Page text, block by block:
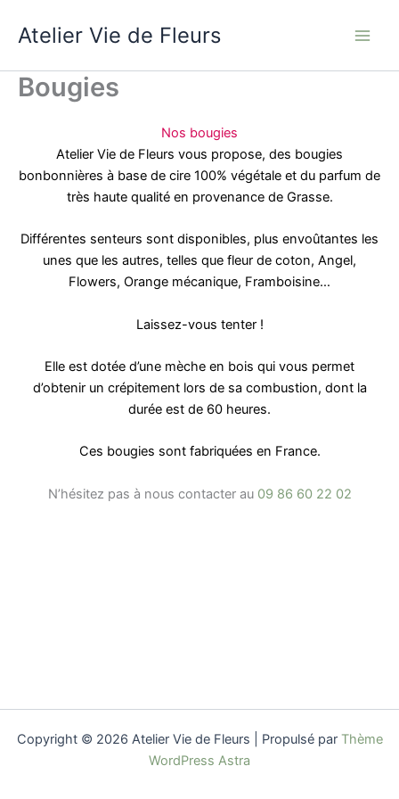
Atelier Vie de Fleurs
Bougies
Nos bougies
Atelier Vie de Fleurs vous propose, des bougies
bonbonnières à base de cire 100% végétale et du parfum de
très haute qualité en provenance de Grasse.
Différentes senteurs sont disponibles, plus envoûtantes les
unes que les autres, telles que fleur de coton, Angel,
Flowers, Orange mécanique, Framboisine…
Laissez-vous tenter !
Elle est dotée d’une mèche en bois qui vous permet
d’obtenir un crépitement lors de sa combustion, dont la
durée est de 60 heures.
Ces bougies sont fabriquées en France.
N’hésitez pas à nous contacter au 09 86 60 22 02
Copyright © 2026 Atelier Vie de Fleurs | Propulsé par Thème
WordPress Astra